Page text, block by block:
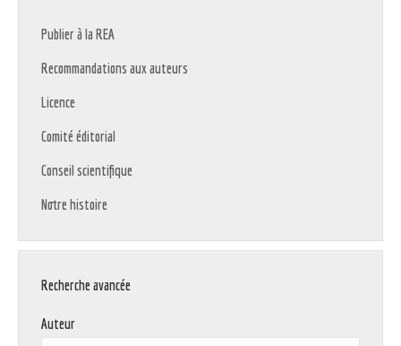
Publier à la REA
Recommandations aux auteurs
Licence
Comité éditorial
Conseil scientifique
Notre histoire
Recherche avancée
Auteur